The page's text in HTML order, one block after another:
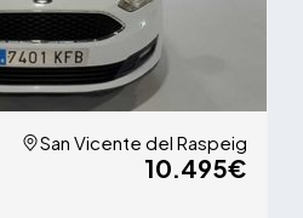
San Vicente del Raspeig
10.495€